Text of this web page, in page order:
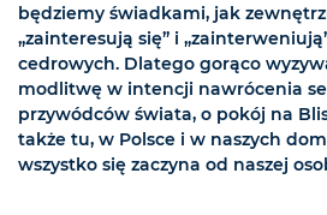
będziemy świadkami, jak
„zainteresują się” i
cedrowych. Dlatego gorąco
modlitwę w intencji nawrócenia
przywódców świata, o pokój na
także tu, w Polsce i w naszych
wszystko się zaczyna od naszej